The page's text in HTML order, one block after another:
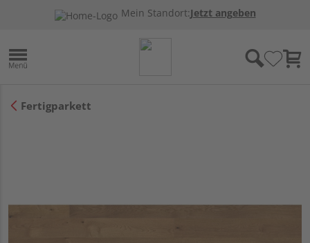
Mein Standort:Jetzt angeben
Fertigparkett